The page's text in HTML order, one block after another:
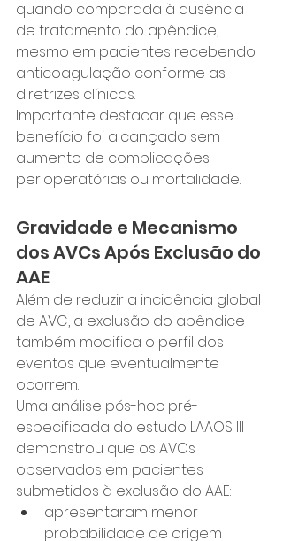
quando comparada à ausência
de tratamento do apêndice,
mesmo em pacientes recebendo
anticoagulação conforme as
diretrizes clínicas.
Importante destacar que esse
benefício foi alcançado sem
aumento de complicações
perioperatórias ou mortalidade.
Gravidade e Mecanismo
dos AVCs Após Exclusão do
AAE
Além de reduzir a incidência global
de AVC, a exclusão do apêndice
também modifica o perfil dos
eventos que eventualmente
ocorrem.
Uma análise pós-hoc pré-
especificada do estudo LAAOS III
demonstrou que os AVCs
observados em pacientes
submetidos à exclusão do AAE:
apresentaram menor
probabilidade de origem